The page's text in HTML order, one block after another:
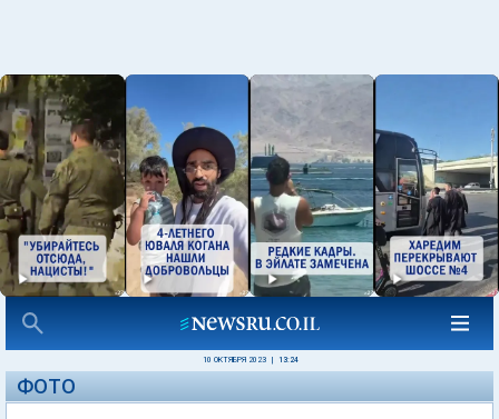
10 ОКТЯБРЯ 2023 13:24
ФОТО